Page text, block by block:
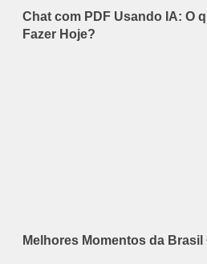
Chat com PDF Usando IA: O
Fazer Hoje?
Melhores Momentos da Brasil